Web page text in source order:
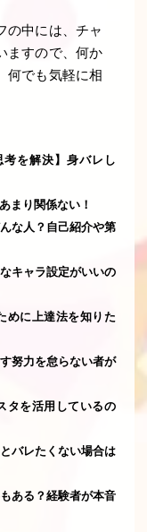
の中には、チャ
ますので、何か
何でも気軽に相
考を解決】身バレし
まり関係ない！
な人？自己紹介や第
キャラ設定がいいの
めに上達法を知りた
努力を怠らない者が
タを活用しているの
バレたくない場合は
ある？経験者が本音